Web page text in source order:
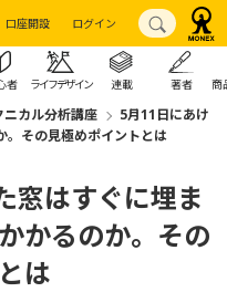
口座開設 ログイン
者 ライフデザイン 連載 著者 商
カル分析講座
5月11日にあけ
。その見極めポイントとは
窓はすぐに埋ま
かるのか。その
は